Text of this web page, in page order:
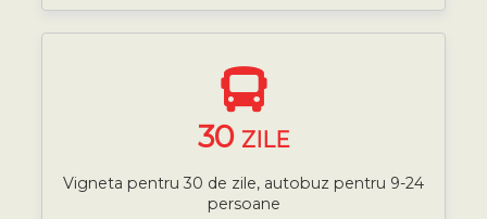
30 ZILE
Vigneta pentru 30 de zile, autobuz pentru 9-24
persoane